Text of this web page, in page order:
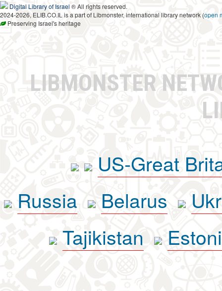
Digital Library of Israel ® All rights reserved.
2024-2026, ELIB.CO.IL is a part of Libmonster, international library network (open
Preserving Israel's heritage
LIBMONSTER
US-Great
Russia
Belarus
Tajikistan